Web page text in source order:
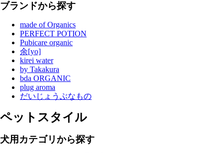
ブランドから探す
made of Organics
PERFECT POTION
Pubicare organic
余[yo]
kirei water
by Takakura
bda ORGANIC
plug aroma
だいじょうぶなもの
ペットスタイル
犬用カテゴリから探す